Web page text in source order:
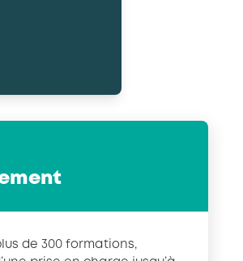
de 300 formations,